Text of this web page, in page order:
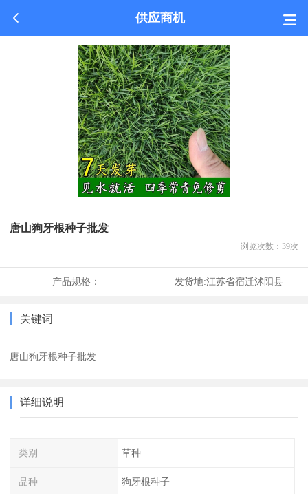
供应商机
唐山狗牙根种子批发
浏览次数： 39次
产品规格： 发货地:江苏省宿迁沭阳县
关键词
唐山狗牙根种子批发
详细说明
类别 草种
品种 狗牙根种子